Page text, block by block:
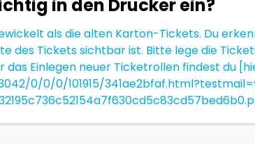
in den Drucker ein?
als die alten Karton-Tickets. Du
des Tickets sichtbar ist. Bitte lege die
das Einlegen neuer Ticketrollen findest du
0/0/0/101915/